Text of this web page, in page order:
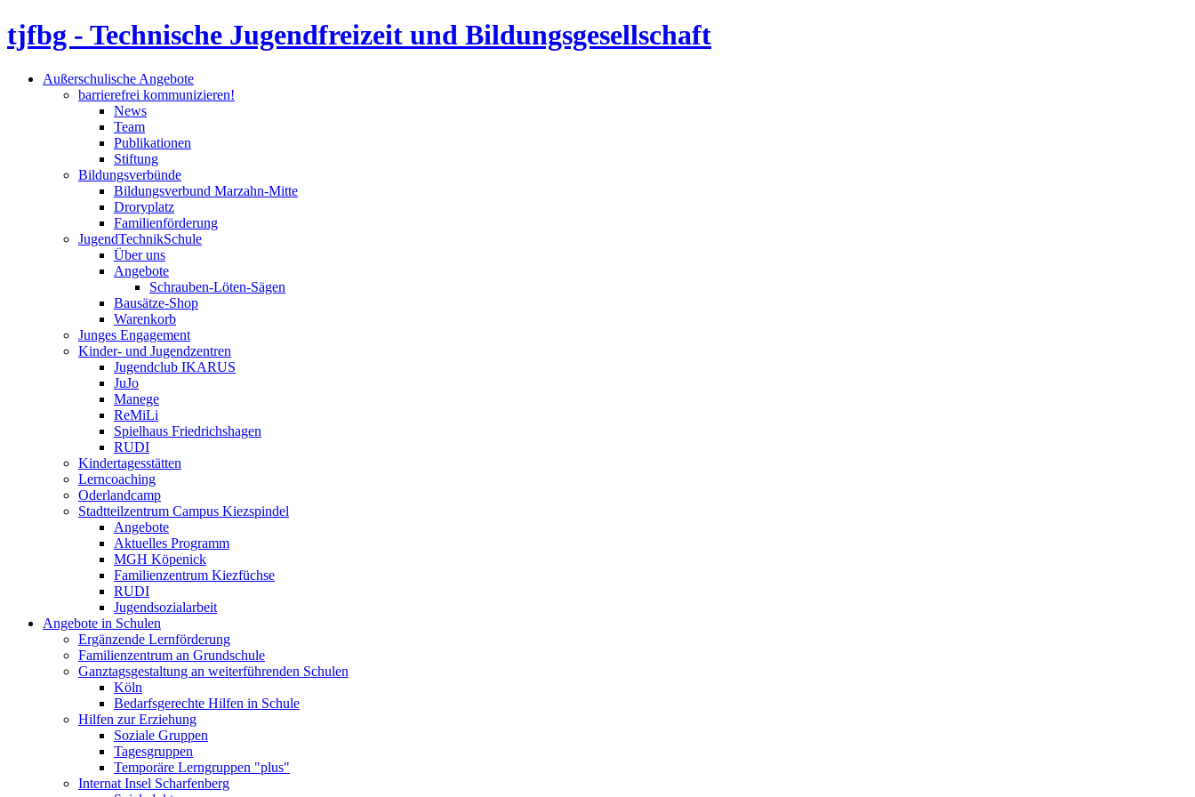
tjfbg - Technische Jugendfreizeit und Bildungsgesellschaft
Außerschulische Angebote
barrierefrei kommunizieren!
News
Team
Publikationen
Stiftung
Bildungsverbünde
Bildungsverbund Marzahn-Mitte
Droryplatz
Familienförderung
JugendTechnikSchule
Über uns
Angebote
Schrauben-Löten-Sägen
Bausätze-Shop
Warenkorb
Junges Engagement
Kinder- und Jugendzentren
Jugendclub IKARUS
JuJo
Manege
ReMiLi
Spielhaus Friedrichshagen
RUDI
Kindertagesstätten
Lerncoaching
Oderlandcamp
Stadtteilzentrum Campus Kiezspindel
Angebote
Aktuelles Programm
MGH Köpenick
Familienzentrum Kiezfüchse
RUDI
Jugendsozialarbeit
Angebote in Schulen
Ergänzende Lernförderung
Familienzentrum an Grundschule
Ganztagsgestaltung an weiterführenden Schulen
Köln
Bedarfsgerechte Hilfen in Schule
Hilfen zur Erziehung
Soziale Gruppen
Tagesgruppen
Temporäre Lerngruppen "plus"
Internat Insel Scharfenberg